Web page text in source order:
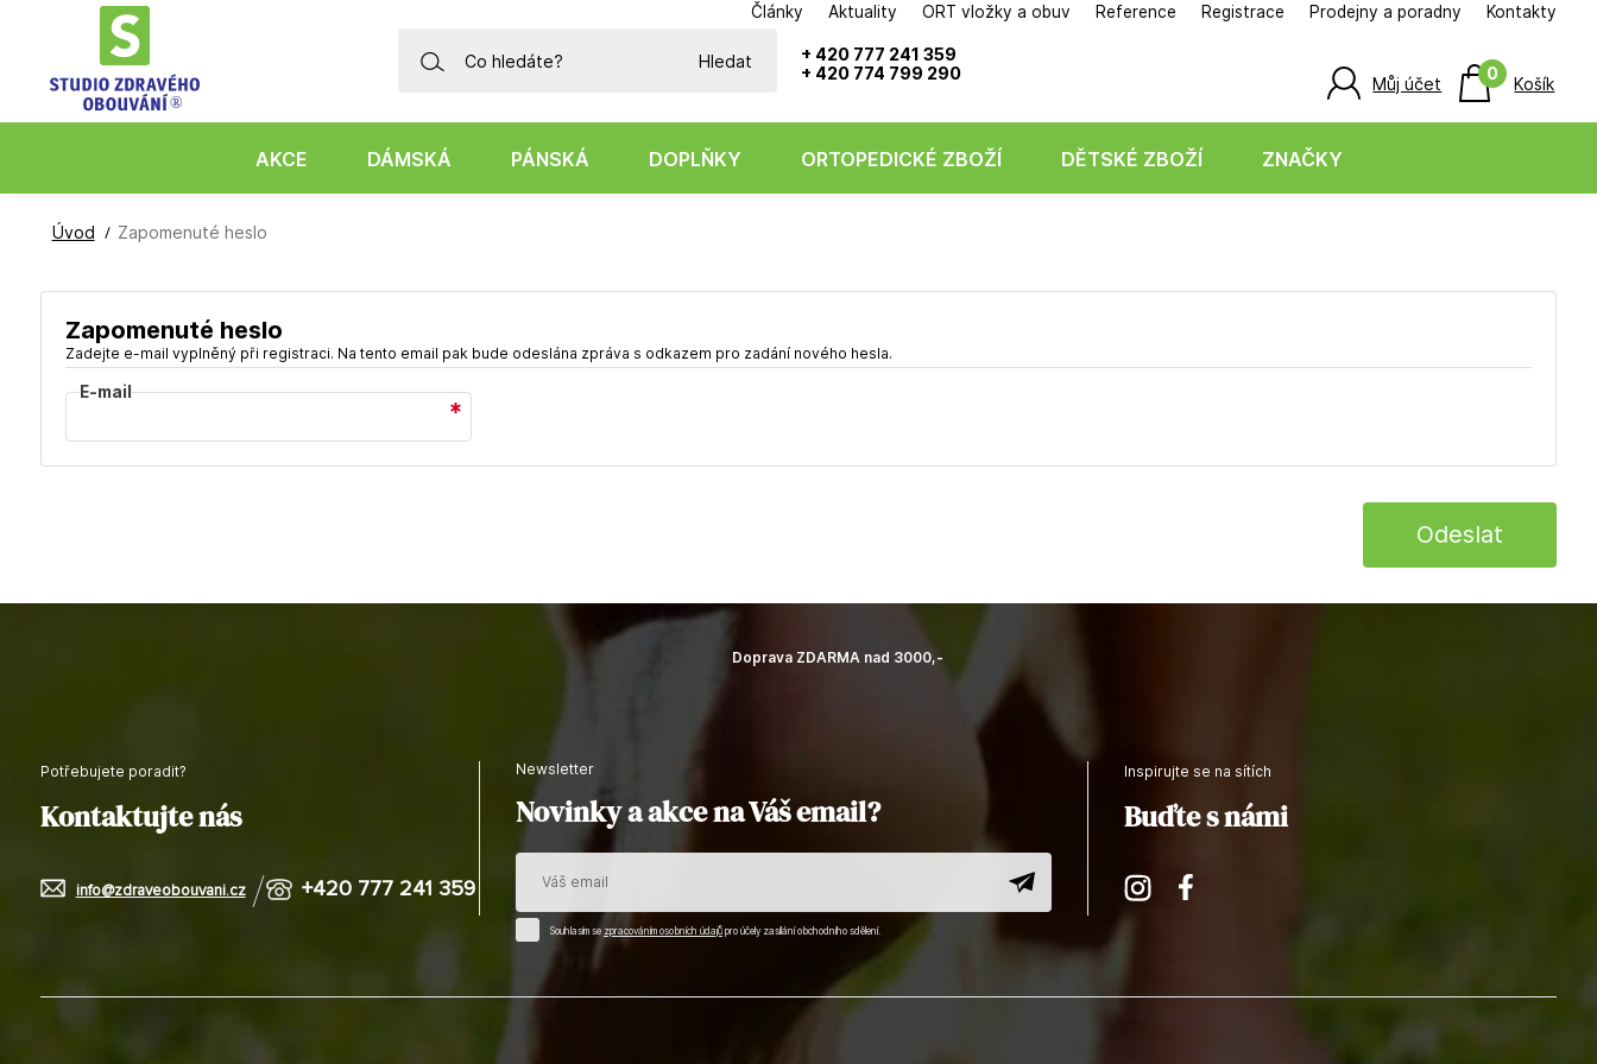
Zapomenuté heslo
Zadejte e-mail vyplněný při registraci. Na tento email pak bude odeslána zpráva s odkazem pro zadání nového hesla.
E-mail
+ 420 777 241 359
+ 420 774 799 290
Články Aktuality ORT vložky a obuv Reference Registrace Prodejny a poradny Kontakty
Hledat
Můj účet
Košík
0
Úvod Zapomenuté heslo
AKCE DÁMSKÁ PÁNSKÁ DOPLŇKY ORTOPEDICKÉ ZBOŽÍ DĚTSKÉ ZBOŽÍ ZNAČKY
Doprava ZDARMA nad 3000,-
Potřebujete poradit?
Kontaktujte nás
info@zdraveobouvani.cz +420 777 241 359
newsletter
Novinky a akce na Váš email?
Souhlasím se zpracováním osobních údajůpro účely zasílání obchodního sdělení.
Inspirujte se na sítích
Buďte s námi
InstagramFacebook